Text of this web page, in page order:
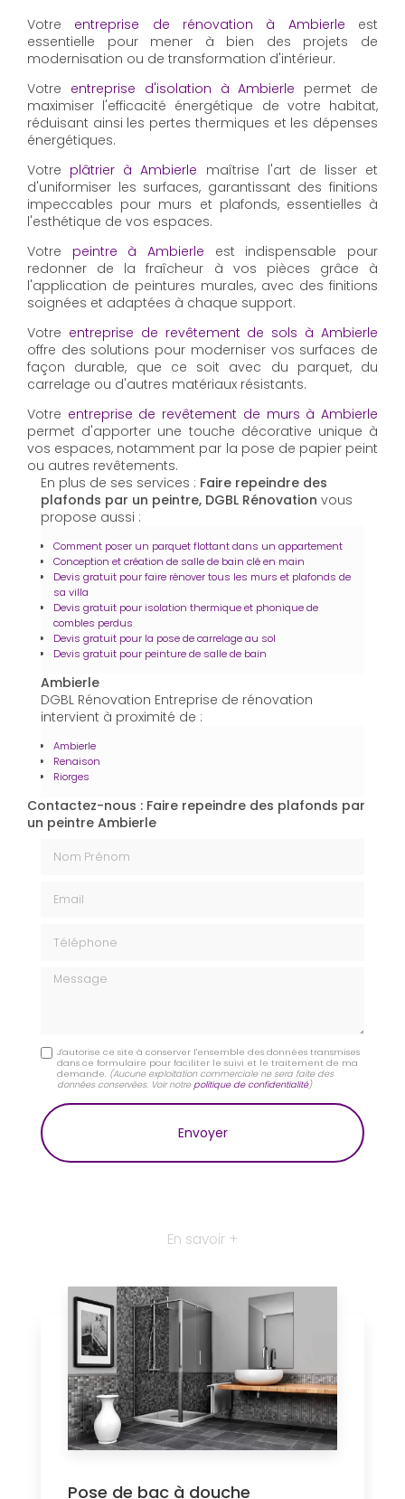
Votre entreprise de rénovation à Ambierle est
essentielle pour mener à bien des projets de
modernisation ou de transformation d'intérieur.
Votre entreprise d'isolation à Ambierle permet de
maximiser l'efficacité énergétique de votre habitat,
réduisant ainsi les pertes thermiques et les dépenses
énergétiques.
Votre plâtrier à Ambierle maîtrise l'art de lisser et
d'uniformiser les surfaces, garantissant des finitions
impeccables pour murs et plafonds, essentielles à
l'esthétique de vos espaces.
Votre peintre à Ambierle est indispensable pour
redonner de la fraîcheur à vos pièces grâce à
l'application de peintures murales, avec des finitions
soignées et adaptées à chaque support.
Votre entreprise de revêtement de sols à Ambierle
offre des solutions pour moderniser vos surfaces de
façon durable, que ce soit avec du parquet, du
carrelage ou d'autres matériaux résistants.
Votre entreprise de revêtement de murs à Ambierle
permet d'apporter une touche décorative unique à
vos espaces, notamment par la pose de papier peint
ou autres revêtements.
En plus de ses services : Faire repeindre des
plafonds par un peintre, DGBL Rénovation vous
propose aussi :
Comment poser un parquet flottant dans un appartement
Conception et création de salle de bain clé en main
Devis gratuit pour faire rénover tous les murs et plafonds de
sa villa
Devis gratuit pour isolation thermique et phonique de
combles perdus
Devis gratuit pour la pose de carrelage au sol
Devis gratuit pour peinture de salle de bain
Ambierle
DGBL Rénovation Entreprise de rénovation
intervient à proximité de :
Ambierle
Renaison
Riorges
Contactez-nous : Faire repeindre des plafonds par
un peintre Ambierle
Message
J'autorise ce site à conserver l'ensemble des données transmises
dans ce formulaire pour faciliter le suivi et le traitement de ma
demande. (Aucune exploitation commerciale ne sera faite des
données conservées. Voir notrepolitique de confidentialité)
En savoir +
Pose de bac à douche